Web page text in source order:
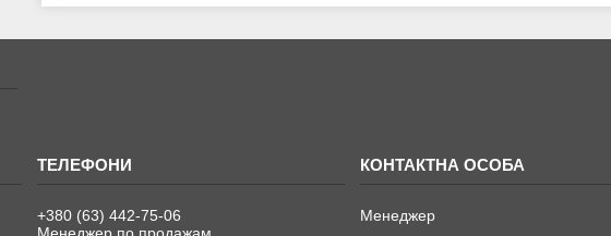
+380 (63) 442-75-06
Менеджер